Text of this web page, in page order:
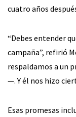
cuatro años
“Debes entender
campaña”, refirió
respaldamos a un
—. Y él nos hizo
Esas promesas